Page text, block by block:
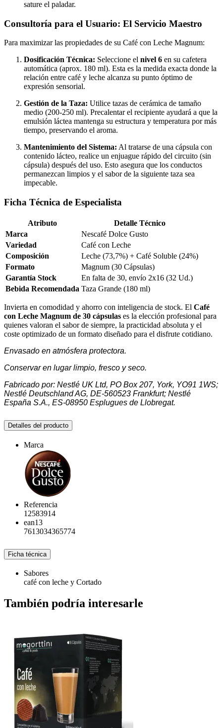
sature el paladar.
Consultoría para el Usuario: El Servicio Maestro
Para maximizar las propiedades de su Café con Leche Magnum:
Dosificación Técnica: Seleccione el nivel 6 en su cafetera
automática (aprox. 180 ml). Esta es la medida exacta donde la
relación entre café y leche alcanza su punto óptimo de
expresión sensorial.
Gestión de la Taza: Utilice tazas de cerámica de tamaño
medio (200-250 ml). Precalentar el recipiente ayudará a que la
emulsión láctea mantenga su estructura y temperatura por más
tiempo, preservando el aroma.
Mantenimiento del Sistema: Al tratarse de una cápsula con
contenido lácteo, realice un enjuague rápido del circuito (sin
cápsula) después del uso. Esto asegura que los conductos
permanezcan limpios y el sabor de la siguiente taza sea
impecable.
Ficha Técnica de Especialista
Atributo
Detalle Técnico
Marca
Nescafé Dolce Gusto
Variedad
Café con Leche
Composición
Leche (73,7%) + Café Soluble (24%)
Formato
Magnum (30 Cápsulas)
Garantía Stock
En falta de 30, envío 2x16 (32 Ud.)
Bebida Recomendada Taza Grande (180 ml)
Invierta en comodidad y ahorro con inteligencia de stock. El Café
con Leche Magnum de 30 cápsulas es la elección profesional para
quienes valoran el sabor de siempre, la practicidad absoluta y el
coste optimizado de un formato diseñado para el disfrute cotidiano.
Envasado en atmósfera protectora.
Conservar en lugar limpio, fresco y seco.
Fabricado por: Nestlé UK Ltd, PO Box 207, York, YO91 1WS;
Nestlé Deutschland AG, DE-560523 Frankfurt; Nestlé
España S.A., ES-08950 Esplugues de Llobregat.
Detalles del producto
Marca
Referencia
12583914
ean13
7613034365774
Ficha técnica
Sabores
café con leche y Cortado
También podría interesarle